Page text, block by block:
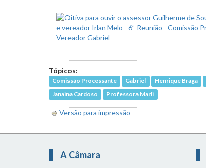
Tópicos:
Comissão Processante Gabriel Henrique Braga
Janaina Cardoso
Professora Marli
Versão para impressão
A Câmara